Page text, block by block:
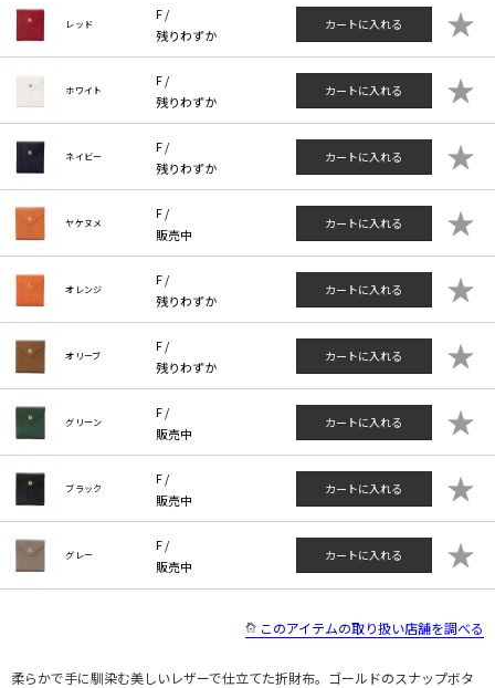
レッド
F /
残りわずか
カートに入れる ★
ホワイト
F /
残りわずか
カートに入れる ★
ネイビー
F /
残りわずか
カートに入れる ★
ヤケヌメ
F /
販売中
カートに入れる ★
オレンジ
F /
残りわずか
カートに入れる ★
オリーブ
F /
残りわずか
カートに入れる ★
グリーン
F /
販売中
カートに入れる ★
ブラック
F /
販売中
カートに入れる ★
グレー
F /
販売中
カートに入れる ★
このアイテムの取り扱い店舗を調べる
柔らかで手に馴染む美しいレザーで仕立てた折財布。ゴールドのスナップボタ